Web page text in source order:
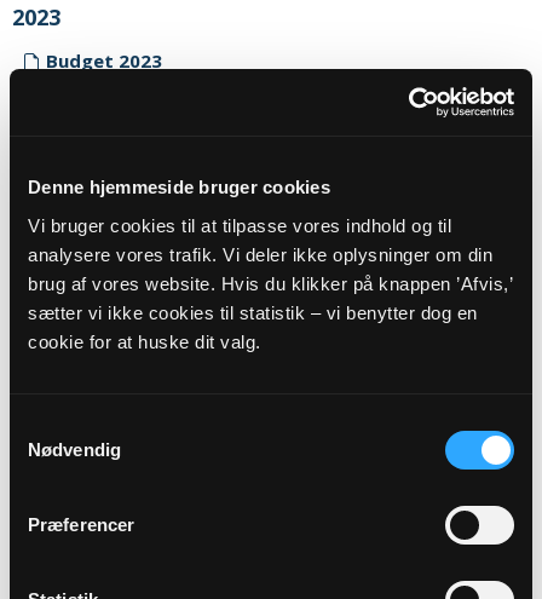
Denne hjemmeside bruger cookies
Vi bruger cookies til at tilpasse vores indhold og til
analysere vores trafik. Vi deler ikke oplysninger om din
brug af vores website. Hvis du klikker på knappen ’Afvis,’
sætter vi ikke cookies til statistik – vi benytter dog en
cookie for at huske dit valg.
Nødvendig
Præferencer
2023
Budget 2023
(CVR-nr. 17082418)
Revisor erklæring 2023
Myndighedskode: 7850
(CVR-nr. 17082418)
Budget 2022